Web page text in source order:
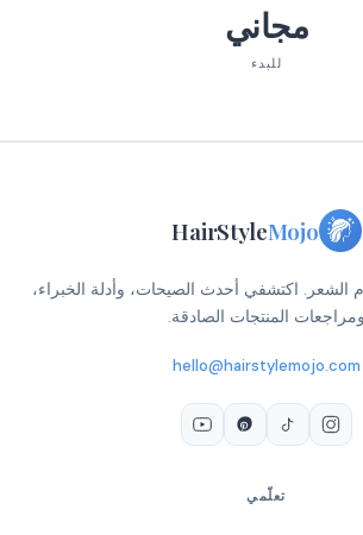
مجاني
للبدء
HairStyleMojo
الشعر. اكتشفي أحدث الصيحات، وأدلة الخبراء،
ومراجعات المنتجات الصادقة.
hello@hairstylemojo.com
تعلّمي